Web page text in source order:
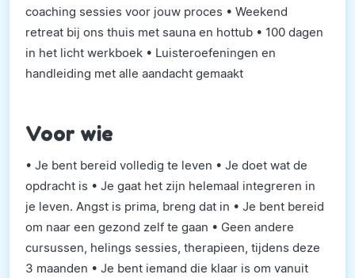
coaching sessies voor jouw proces • Weekend
retreat bij ons thuis met sauna en hottub • 100 dagen
in het licht werkboek • Luisteroefeningen en
handleiding met alle aandacht gemaakt
Voor wie
• Je bent bereid volledig te leven • Je doet wat de
opdracht is • Je gaat het zijn helemaal integreren in
je leven. Angst is prima, breng dat in • Je bent bereid
om naar een gezond zelf te gaan • Geen andere
cursussen, helings sessies, therapieen, tijdens deze
3 maanden • Je bent iemand die klaar is om vanuit